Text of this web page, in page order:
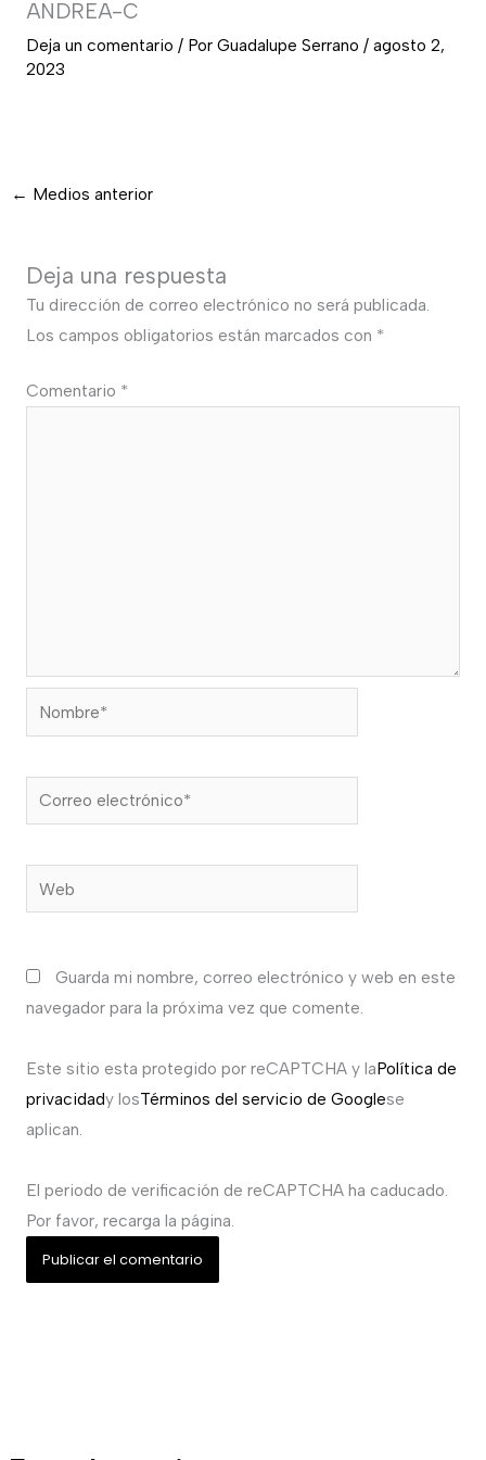
ANDREA-C
Deja un comentario / Por Guadalupe Serrano / agosto 2,
2023
← Medios anterior
Deja una respuesta
Tu dirección de correo electrónico no será publicada.
Los campos obligatorios están marcados con *
Comentario *
Nombre*
Correo
electrónico*
Web
Guarda mi nombre, correo electrónico y web en este
navegador para la próxima vez que comente.
Este sitio esta protegido por reCAPTCHA y laPolítica de
privacidady losTérminos del servicio de Googlese
aplican.
El periodo de verificación de reCAPTCHA ha caducado.
Por favor, recarga la página.